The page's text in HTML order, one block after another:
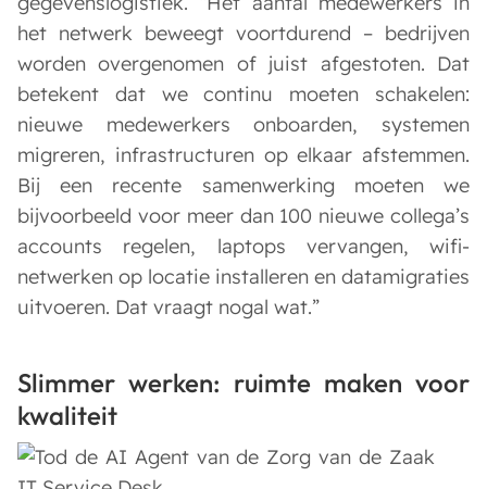
het netwerk beweegt voortdurend – bedrijven
worden overgenomen of juist afgestoten. Dat
betekent dat we continu moeten schakelen:
nieuwe medewerkers onboarden, systemen
migreren, infrastructuren op elkaar afstemmen.
Bij een recente samenwerking moeten we
bijvoorbeeld voor meer dan 100 nieuwe collega’s
accounts regelen, laptops vervangen, wifi-
netwerken op locatie installeren en datamigraties
uitvoeren. Dat vraagt nogal wat.”
Slimmer werken: ruimte maken voor
kwaliteit